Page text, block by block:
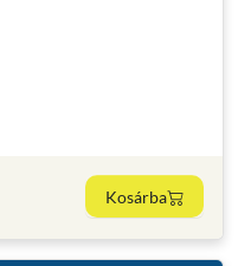
Kosárba